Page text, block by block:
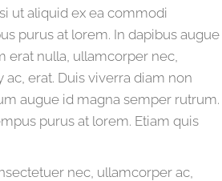
ut aliquid ex ea commodi
purus at lorem. In dapibus augue
erat nulla, ullamcorper nec,
erat. Duis viverra diam non
augue id magna semper rutrum.
purus at lorem. Etiam quis
nec, ullamcorper ac,